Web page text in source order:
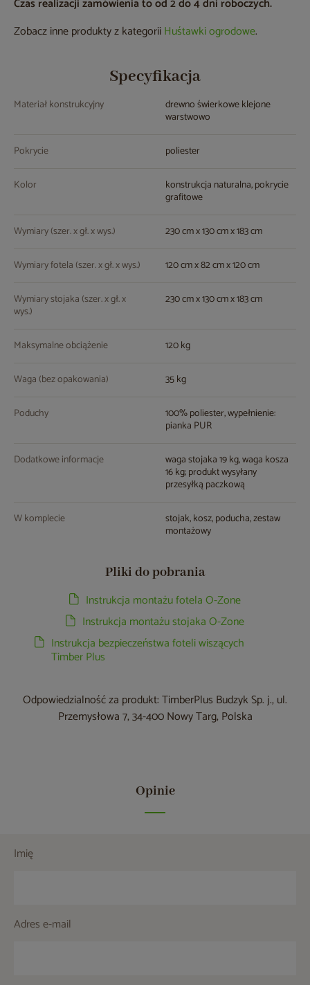
Czas realizacji zamówienia to od 2 do 4 dni roboczych.
Zobacz inne produkty z kategoriiHuśtawki ogrodowe.
Specyfikacja
Materiał konstrukcyjny drewno świerkowe klejone
warstwowo
Pokrycie poliester
Kolor konstrukcja naturalna, pokrycie
grafitowe
Wymiary (szer. x gł. x wys.) 230 cm x 130 cm x 183 cm
Wymiary fotela (szer. x gł. x wys.) 120 cm x 82 cm x 120 cm
Wymiary stojaka (szer. x gł. x
wys.)
230 cm x 130 cm x 183 cm
Maksymalne obciążenie 120 kg
Waga (bez opakowania) 35 kg
Poduchy 100% poliester, wypełnienie:
pianka PUR
Dodatkowe informacje waga stojaka 19 kg, waga kosza
16 kg; produkt wysyłany
przesyłką paczkową
W komplecie stojak, kosz, poducha, zestaw
montażowy
Pliki do pobrania
Instrukcja montażu fotela O-Zone
Instrukcja montażu stojaka O-Zone
Instrukcja bezpieczeństwa foteli wiszących
Timber Plus
Odpowiedzialność za produkt: TimberPlus Budzyk Sp. j., ul.
Przemysłowa 7, 34-400 Nowy Targ, Polska
Opinie
Imię
Adres e-mail